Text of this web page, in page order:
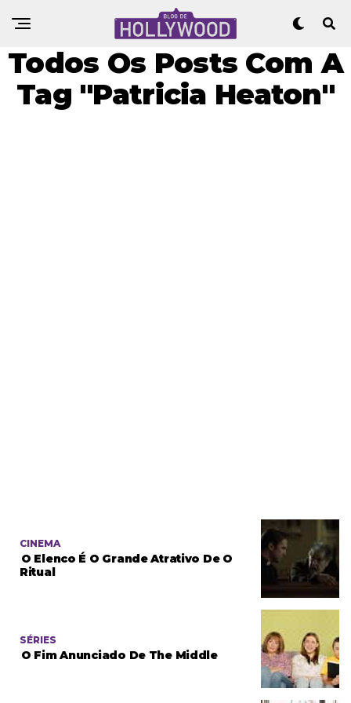
Todos Os Posts Com A
Tag "Patricia Heaton"
CINEMA
O Elenco É O Grande Atrativo De O
Ritual
SÉRIES
O Fim Anunciado De The Middle